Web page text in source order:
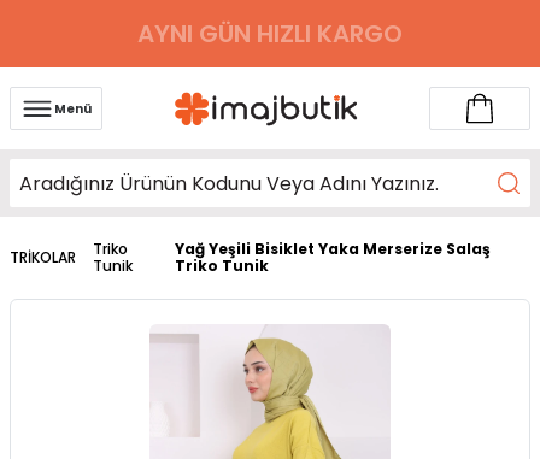
AYNI GÜN HIZLI KARGO
Menü
TRİKOLAR
Triko
Tunik
Yağ Yeşili Bisiklet Yaka Merserize Salaş
Triko Tunik